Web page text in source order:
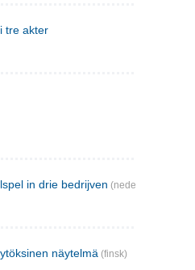
tre akter
in drie bedrijven (nederlandsk)
näytelmä (finsk)